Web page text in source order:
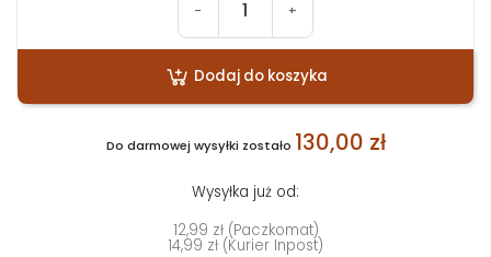
- +
Dodaj do koszyka
Do darmowej wysyłki zostało 130,00 zł
Wysyłka już od:
12,99 zł (Paczkomat)
14,99 zł (Kurier Inpost)